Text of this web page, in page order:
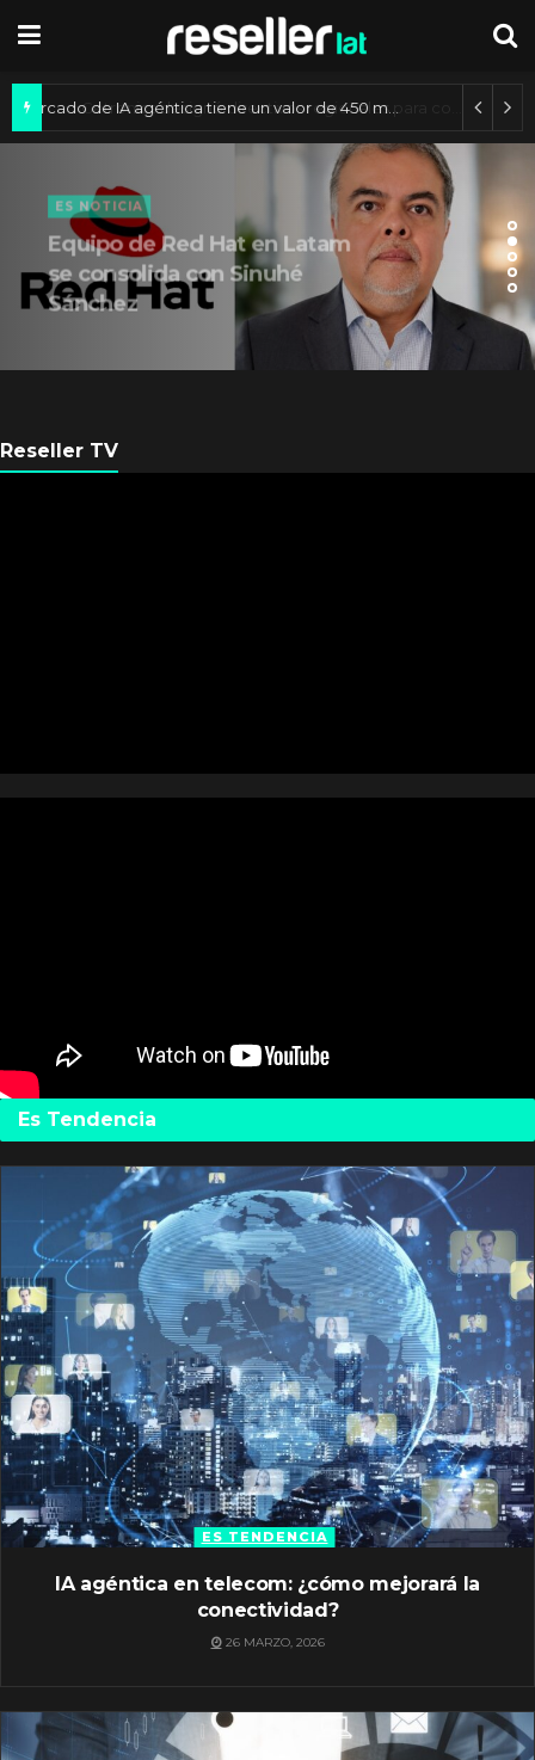
ES NOTICIA
Equipo de Red Hat en Latam
se consolida con Sinuhé
Sánchez
Reseller TV
Es Tendencia
ES TENDENCIA
IA agéntica en telecom: ¿cómo mejorará la
conectividad?
26 MARZO, 2026